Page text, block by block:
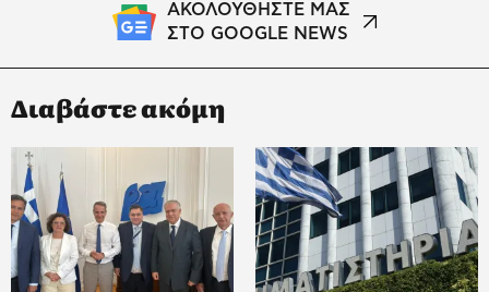
ΑΚΟΛΟΥΘΗΣΤΕ ΜΑΣ
ΣΤΟ GOOGLE NEWS
Διαβάστε ακόμη